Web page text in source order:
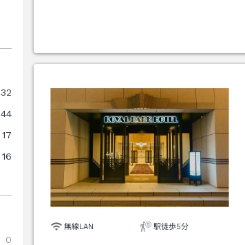
32
44
17
16
0
無線LAN 駅徒歩5分